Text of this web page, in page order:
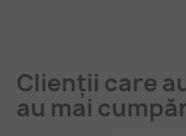
Clienții care
au mai